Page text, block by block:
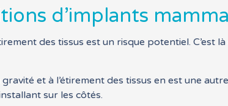
d’implants
des tissus est un risque potentiel. C’est
et à l’étirement des tissus en est une
sur les côtés.